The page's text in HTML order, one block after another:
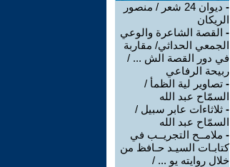
-
ديوان 24 شعر / منصور
الريكان
- القصة الشاعرة والوعي
الجمعي الحداثي/ مقاربة
في دور القصة الش ... /
ربيحة الرفاعي
- تصاوير لية الظمأ /
السمّاح عبد الله
- ثلاثاءات عابر سبيل /
السمّاح عبد الله
- ملامــح التجريــب في
كتابـات السيـد حـافظ من
خلال روايته يو ... /